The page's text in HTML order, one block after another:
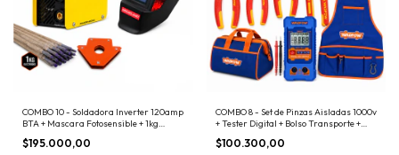
COMBO 10 - Soldadora Inverter 120amp
BTA + Mascara Fotosensible + 1kg
Electrodos + Escuadra Magnetica
$195.000,00
COMBO 8 - Set de Pinzas Aisladas 1000v
+ Tester Digital + Bolso Transporte +
Chaleco Portaherramientas Wadfow -
Combo Electricista
$100.300,00